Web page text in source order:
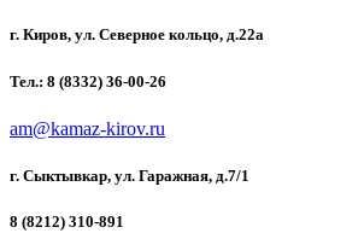
г. Киров, ул. Северное кольцо, д.22а
Тел.: 8 (8332) 36-00-26
am@kamaz-kirov.ru
г. Сыктывкар, ул. Гаражная, д.7/1
8 (8212) 310-891